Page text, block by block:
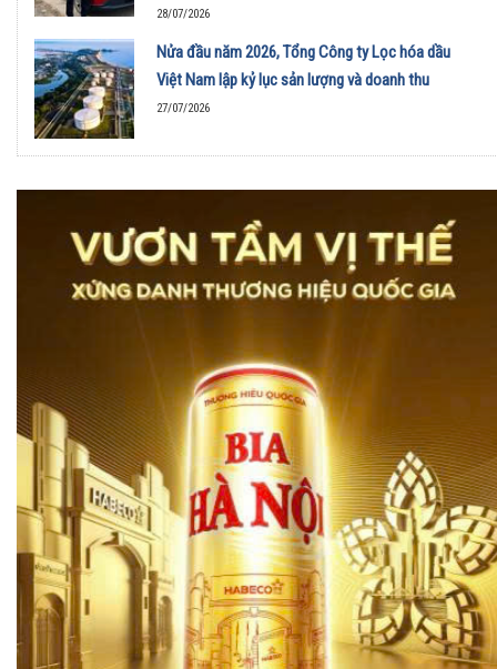
28/07/2026
Nửa đầu năm 2026, Tổng Công ty Lọc hóa dầu
Việt Nam lập kỷ lục sản lượng và doanh thu
27/07/2026